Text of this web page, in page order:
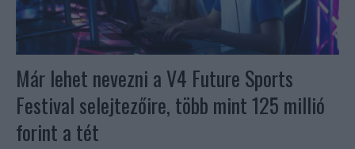
Már lehet nevezni a V4 Future Sports
Festival selejtezőire, több mint 125 millió
forint a tét